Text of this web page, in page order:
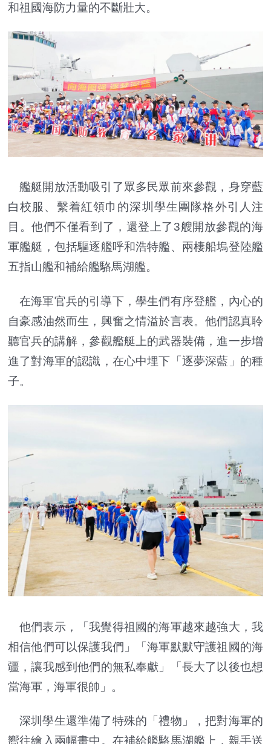
和祖國海防力量的不斷壯大。
艦艇開放活動吸引了眾多民眾前來參觀，身穿藍
白校服、繫着紅領巾的深圳學生團隊格外引人注
目。他們不僅看到了，還登上了3艘開放參觀的海
軍艦艇，包括驅逐艦呼和浩特艦、兩棲船塢登陸艦
五指山艦和補給艦駱馬湖艦。
在海軍官兵的引導下，學生們有序登艦，內心的
自豪感油然而生，興奮之情溢於言表。他們認真聆
聽官兵的講解，參觀艦艇上的武器裝備，進一步增
進了對海軍的認識，在心中埋下「逐夢深藍」的種
子。
他們表示，「我覺得祖國的海軍越來越強大，我
相信他們可以保護我們」「海軍默默守護祖國的海
疆，讓我感到他們的無私奉獻」「長大了以後也想
當海軍，海軍很帥」。
深圳學生還準備了特殊的「禮物」，把對海軍的
嚮往繪入兩幅畫中。在補給艦駱馬湖艦上，親手送